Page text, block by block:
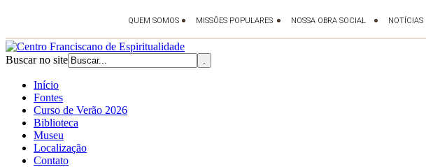
Buscar no site
Início
Fontes
Curso de Verão 2026
Biblioteca
Museu
Localização
Contato